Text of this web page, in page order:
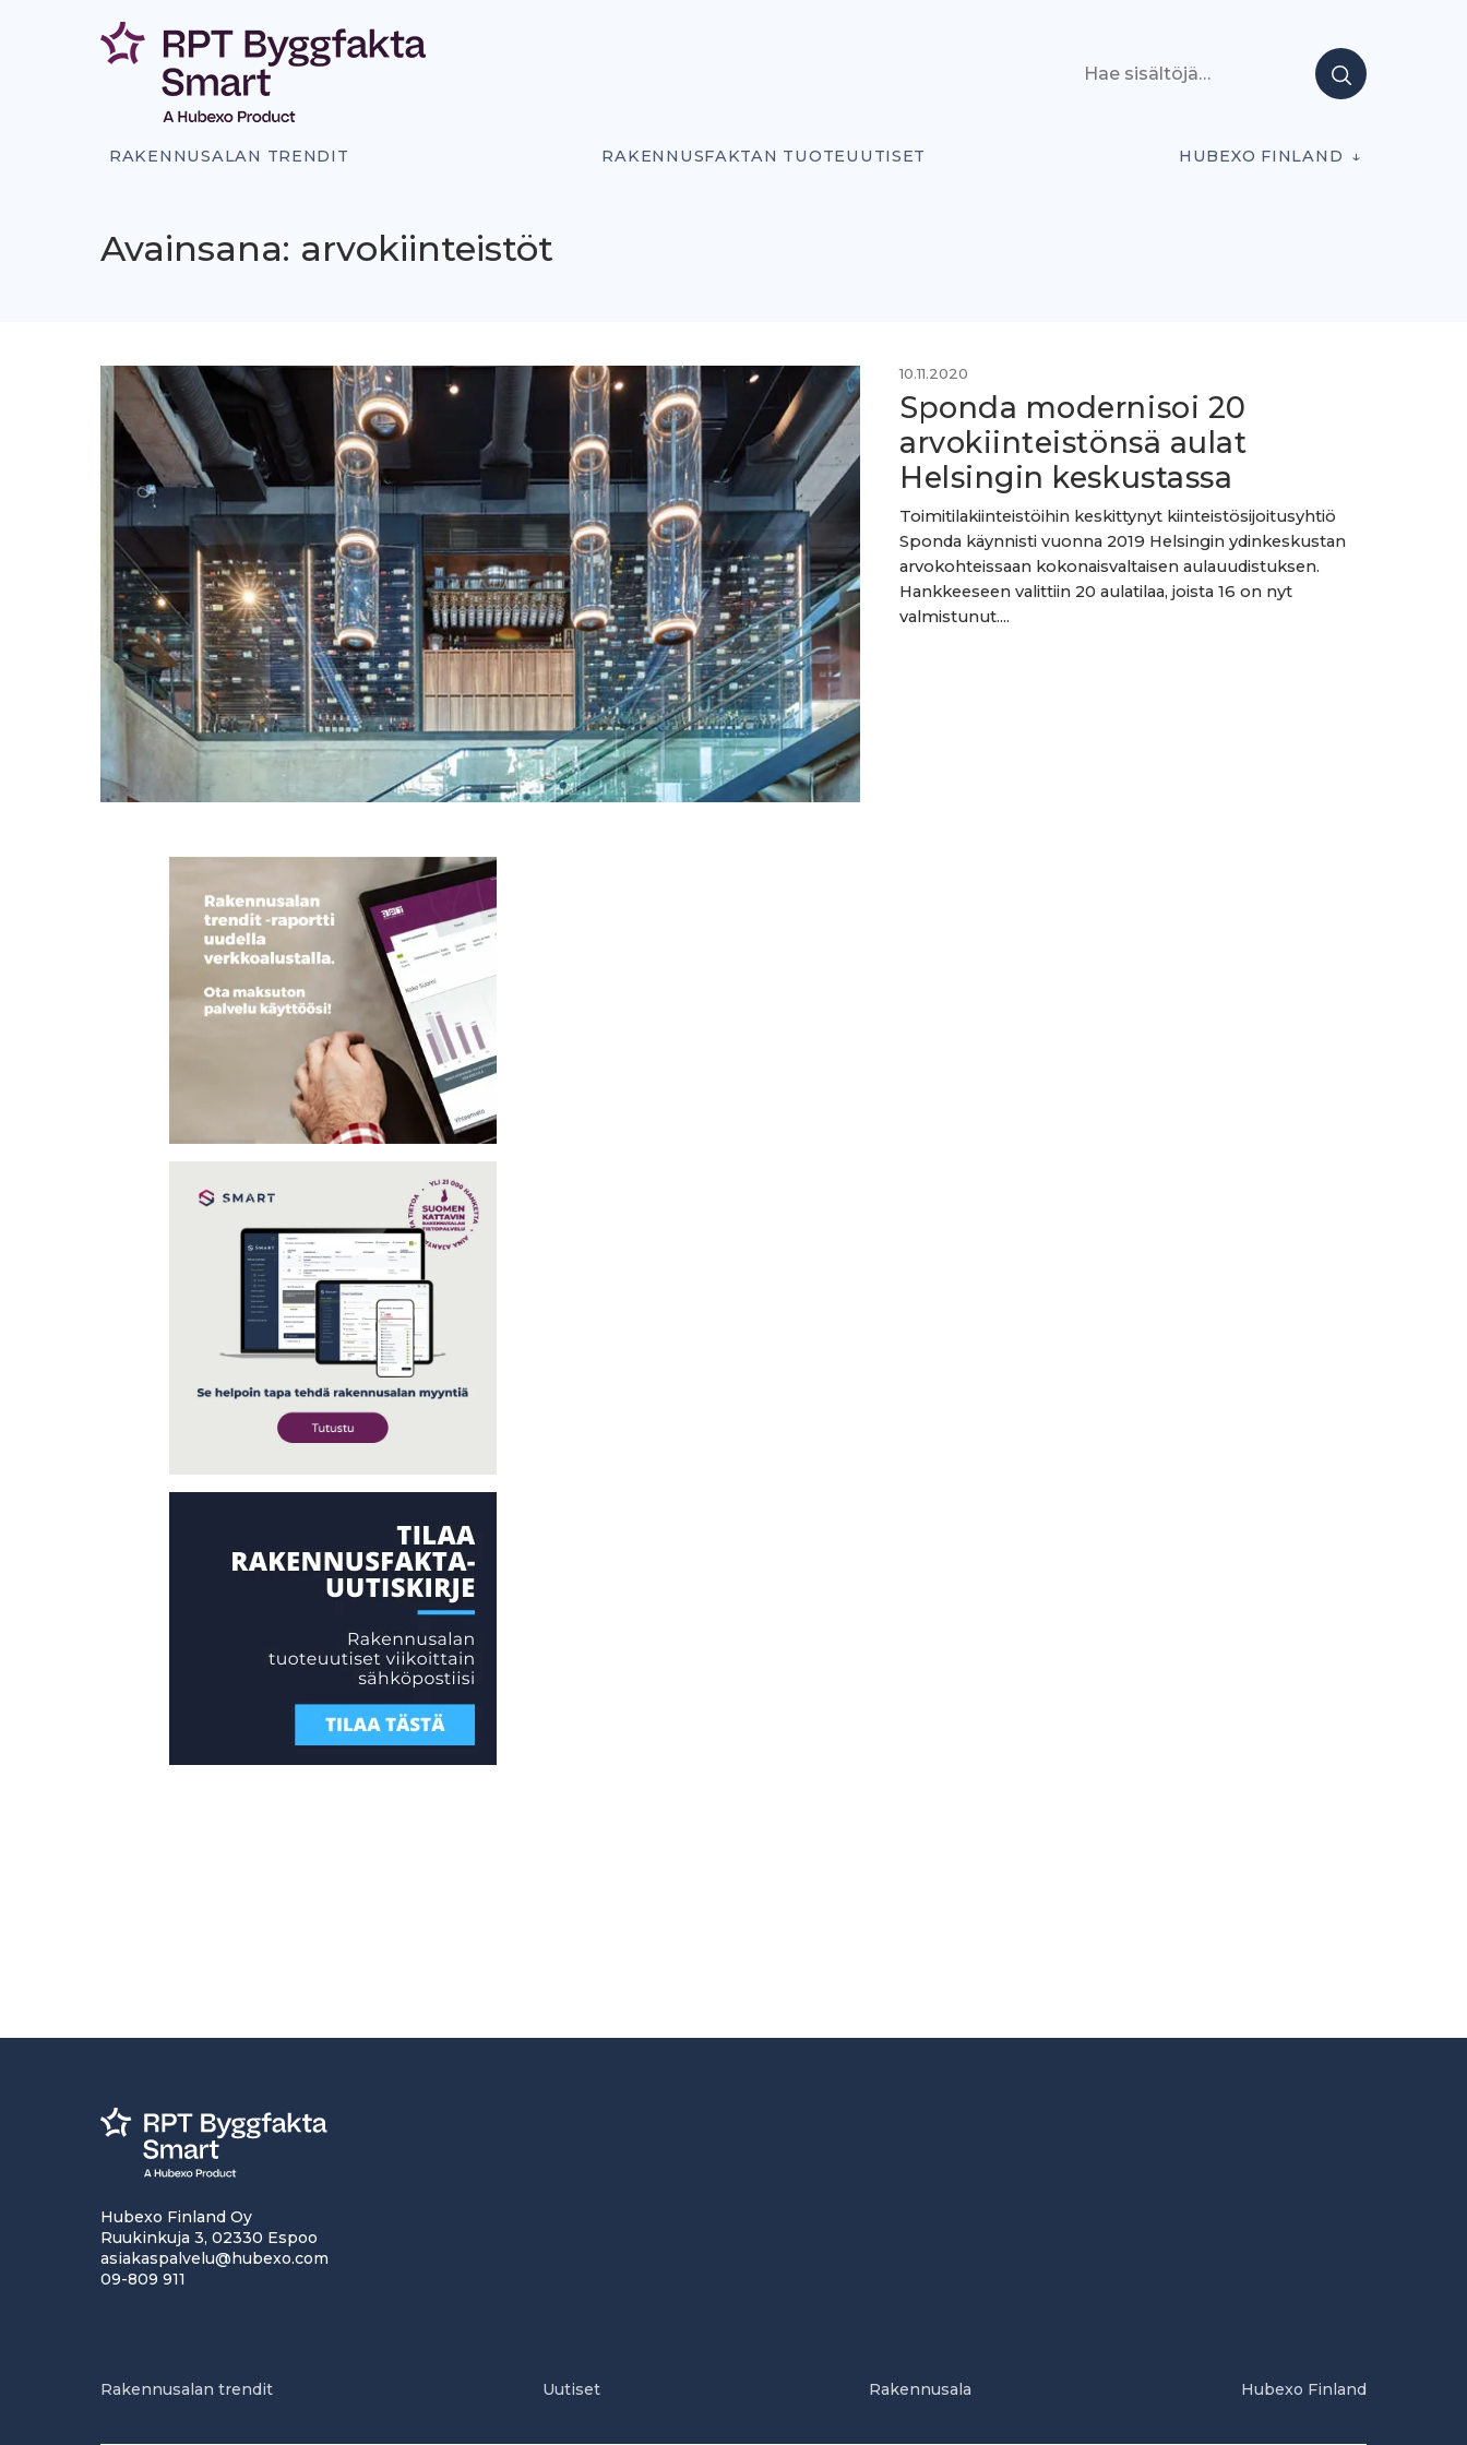
RAKENNUSALAN TRENDIT RAKENNUSFAKTAN TUOTEUUTISET HUBEXO FINLAND
Avainsana: arvokiinteistöt
10.11.2020
Sponda modernisoi 20
arvokiinteistönsä aulat
Helsingin keskustassa
Toimitilakiinteistöihin keskittynyt kiinteistösijoitusyhtiö
Sponda käynnisti vuonna 2019 Helsingin ydinkeskustan
arvokohteissaan kokonaisvaltaisen aulauudistuksen.
Hankkeeseen valittiin 20 aulatilaa, joista 16 on nyt
valmistunut....
Hubexo Finland Oy
Ruukinkuja 3, 02330 Espoo
asiakaspalvelu@hubexo.com
09-809 911
Rakennusalan trendit Uutiset Rakennusala Hubexo Finland